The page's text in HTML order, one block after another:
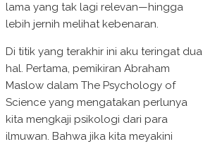
lama yang tak lagi relevan—hingga
lebih jernih melihat kebenaran.
Di titik yang terakhir ini aku teringat dua
hal. Pertama, pemikiran Abraham
Maslow dalam The Psychology of
Science yang mengatakan perlunya
kita mengkaji psikologi dari para
ilmuwan. Bahwa jika kita meyakini